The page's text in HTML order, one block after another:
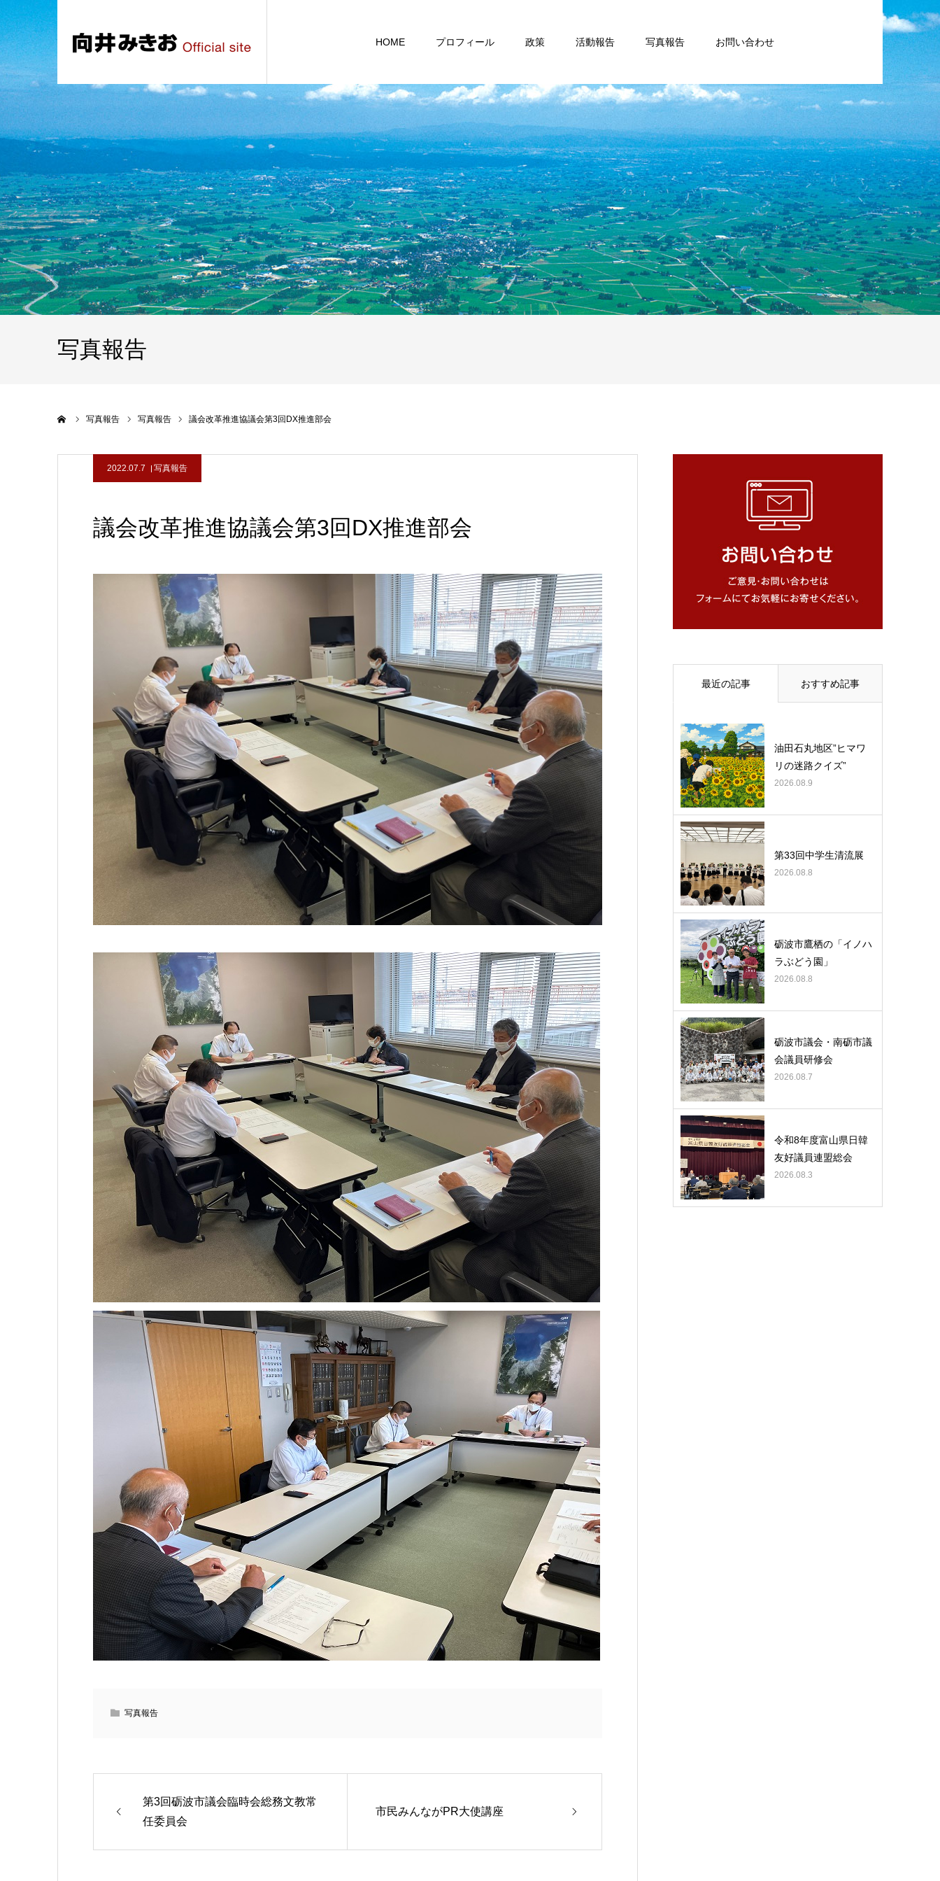
HOME プロフィール 政策 活動報告 写真報告 お問い合わせ
写真報告
写真報告 写真報告 議会改革推進協議会第3回DX推進部会
2022.07.7 写真報告
議会改革推進協議会第3回DX推進部会
写真報告
第3回砺波市議会臨時会総務文教常
任委員会
市民みんながPR大使講座
最近の記事 おすすめ記事
油田石丸地区”ヒマワ
リの迷路クイズ”
2026.08.9
第33回中学生清流展
2026.08.8
砺波市鷹栖の「イノハ
ラぶどう園」
2026.08.8
砺波市議会・南砺市議
会議員研修会
2026.08.7
令和8年度富山県日韓
友好議員連盟総会
2026.08.3